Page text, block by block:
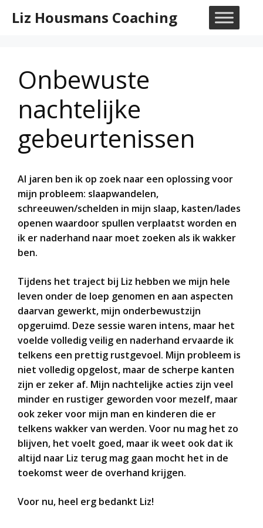
naarLiz Housmans Coaching
Onbewuste
nachtelijke
gebeurtenissen
Al jaren ben ik op zoek naar een oplossing voor
mijn probleem: slaapwandelen,
schreeuwen/schelden in mijn slaap, kasten/lades
openen waardoor spullen verplaatst worden en
ik er naderhand naar moet zoeken als ik wakker
ben.
Tijdens het traject bij Liz hebben we mijn hele
leven onder de loep genomen en aan aspecten
daarvan gewerkt, mijn onderbewustzijn
opgeruimd. Deze sessie waren intens, maar het
voelde volledig veilig en naderhand ervaarde ik
telkens een prettig rustgevoel. Mijn probleem is
niet volledig opgelost, maar de scherpe kanten
zijn er zeker af. Mijn nachtelijke acties zijn veel
minder en rustiger geworden voor mezelf, maar
ook zeker voor mijn man en kinderen die er
telkens wakker van werden. Voor nu mag het zo
blijven, het voelt goed, maar ik weet ook dat ik
altijd naar Liz terug mag gaan mocht het in de
toekomst weer de overhand krijgen.
Voor nu, heel erg bedankt Liz!